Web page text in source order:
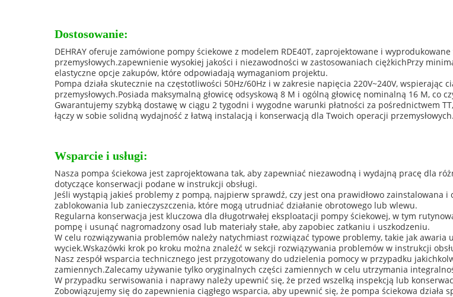
Dostosowanie:
DEHRAY oferuje zamówione pompy ściekowe z modelem RDE40T, zaprojektowane i
przemysłowych.zapewnienie wysokiej jakości i niezawodności w zastosowaniach ciężkichPrzy
elastyczne opcje zakupów, które odpowiadają wymaganiom projektu.
Pompa działa skutecznie na częstotliwości 50Hz/60Hz i w zakresie napięcia 220V~240V,
przemysłowych.Posiada maksymalną głowicę odsyskową 8 M i ogólną głowicę nominalną 16 M, co
Gwarantujemy szybką dostawę w ciągu 2 tygodni i wygodne warunki płatności za pośrednictwem
łączy w sobie solidną wydajność z łatwą instalacją i konserwacją dla Twoich operacji przemysłowych.
Wsparcie i usługi:
Nasza pompa ściekowa jest zaprojektowana tak, aby zapewniać niezawodną i wydajną pracę dla
dotyczące konserwacji podane w instrukcji obsługi.
Jeśli wystąpią jakieś problemy z pompą, najpierw sprawdź, czy jest ona prawidłowo zainstalowana
zablokowania lub zanieczyszczenia, które mogą utrudniać działanie obrotowego lub wlewu.
Regularna konserwacja jest kluczowa dla długotrwałej eksploatacji pompy ściekowej, w tym
pompę i usunąć nagromadzony osad lub materiały stałe, aby zapobiec zatkaniu i uszkodzeniu.
W celu rozwiązywania problemów należy natychmiast rozwiązać typowe problemy, takie jak awaria
wyciek.Wskazówki krok po kroku można znaleźć w sekcji rozwiązywania problemów w instrukcji
Nasz zespół wsparcia technicznego jest przygotowany do udzielenia pomocy w przypadku
zamiennych.Zalecamy używanie tylko oryginalnych części zamiennych w celu utrzymania
W przypadku serwisowania i naprawy należy upewnić się, że przed wszelką inspekcją lub
Zobowiązujemy się do zapewnienia ciągłego wsparcia, aby upewnić się, że pompa ściekowa działa